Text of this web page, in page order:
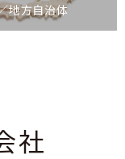
地方自治体
社